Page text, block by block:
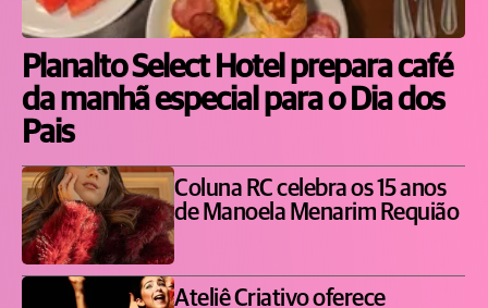
Planalto Select Hotel prepara café
da manhã especial para o Dia dos
Pais
Coluna RC celebra os 15 anos
de Manoela Menarim Requião
Ateliê Criativo oferece